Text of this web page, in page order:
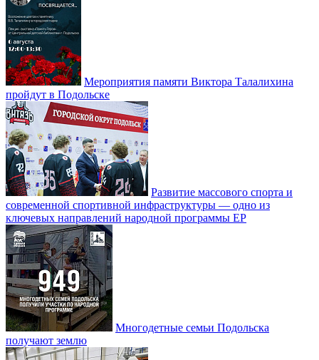
Мероприятия памяти Виктора Талалихина
пройдут в Подольске
Развитие массового спорта и
современной спортивной инфраструктуры — одно из
ключевых направлений народной программы ЕР
Многодетные семьи Подольска
получают землю